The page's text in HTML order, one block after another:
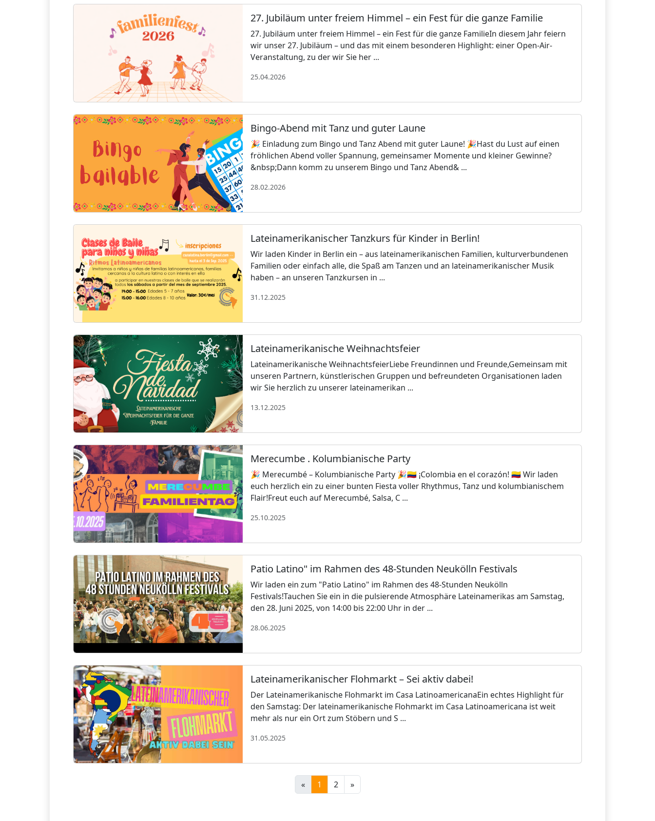
27. Jubiläum unter freiem Himmel – ein Fest für die ganze Familie
27. Jubiläum unter freiem Himmel – ein Fest für die ganze FamilieIn diesem Jahr feiern
wir unser 27. Jubiläum – und das mit einem besonderen Highlight: einer Open-Air-
Veranstaltung, zu der wir Sie her ...
25.04.2026
Bingo-Abend mit Tanz und guter Laune
🎉 Einladung zum Bingo und Tanz Abend mit guter Laune! 🎉Hast du Lust auf einen
fröhlichen Abend voller Spannung, gemeinsamer Momente und kleiner Gewinne?
&nbsp;Dann komm zu unserem Bingo und Tanz Abend& ...
28.02.2026
Lateinamerikanischer Tanzkurs für Kinder in Berlin!
Wir laden Kinder in Berlin ein – aus lateinamerikanischen Familien, kulturverbundenen
Familien oder einfach alle, die Spaß am Tanzen und an lateinamerikanischer Musik
haben – an unseren Tanzkursen in ...
31.12.2025
Lateinamerikanische Weihnachtsfeier
Lateinamerikanische WeihnachtsfeierLiebe Freundinnen und Freunde,Gemeinsam mit
unseren Partnern, künstlerischen Gruppen und befreundeten Organisationen laden
wir Sie herzlich zu unserer lateinamerikan ...
13.12.2025
Merecumbe . Kolumbianische Party
🎉 Merecumbé – Kolumbianische Party 🎉🇨🇴 ¡Colombia en el corazón! 🇨🇴 Wir laden
euch herzlich ein zu einer bunten Fiesta voller Rhythmus, Tanz und kolumbianischem
Flair!Freut euch auf Merecumbé, Salsa, C ...
25.10.2025
Patio Latino" im Rahmen des 48-Stunden Neukölln Festivals
Wir laden ein zum "Patio Latino" im Rahmen des 48-Stunden Neukölln
Festivals!Tauchen Sie ein in die pulsierende Atmosphäre Lateinamerikas am Samstag,
den 28. Juni 2025, von 14:00 bis 22:00 Uhr in der ...
28.06.2025
Lateinamerikanischer Flohmarkt – Sei aktiv dabei!
Der Lateinamerikanische Flohmarkt im Casa LatinoamericanaEin echtes Highlight für
den Samstag: Der lateinamerikanische Flohmarkt im Casa Latinoamericana ist weit
mehr als nur ein Ort zum Stöbern und S ...
31.05.2025
« 1 2 »